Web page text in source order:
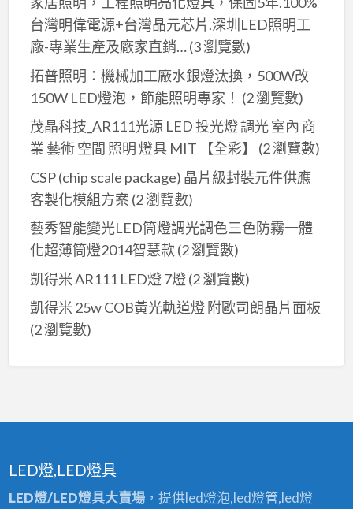
台灣明偉電源+台灣晶元芯片.深圳LED照明工
廠-專業生產及廠家直銷…(3 瀏覽數)
拓普照明：機械加工廠水銀燈汰換，500W改
150W LED燈泡，節能照明專家！ (2 瀏覽數)
茂晶科技_AR111光源 LED 投光燈 調光 室內 商
業 藝術 空間 照明 燈具 MIT 【全彩】
(2 瀏覽數)
CSP (chip scale package) 晶片級封裝元件供應
客製化模組方案 (2 瀏覽數)
藝秀智能變光LED筒燈調光調色三色防霧一體
化超薄筒燈2014智慧款 (2 瀏覽數)
凱得米 AR111 LED燈 7燈(2 瀏覽數)
凱得米 25w COB黃光軌道燈 附歐司朗晶片面板
(2 瀏覽數)
LED燈,LED燈具
LED燈/LED燈具大賣場，提供led燈泡,led燈管,led燈